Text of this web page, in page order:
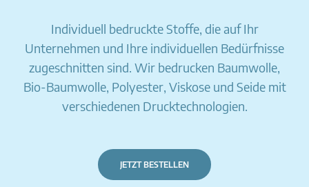
Individuell bedruckte Stoffe, die auf Ihr
Unternehmen und Ihre individuellen Bedürfnisse
zugeschnitten sind. Wir bedrucken Baumwolle,
Bio-Baumwolle, Polyester, Viskose und Seide mit
verschiedenen Drucktechnologien.
JETZT BESTELLEN